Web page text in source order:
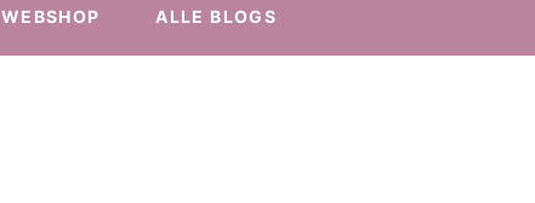
WEBSHOP ALLE BLOGS